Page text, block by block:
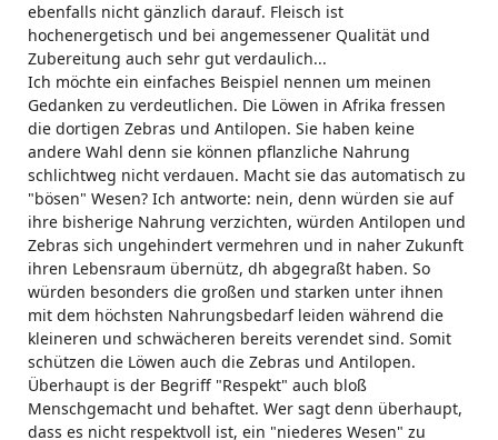
ebenfalls nicht gänzlich darauf. Fleisch ist
hochenergetisch und bei angemessener Qualität und
Zubereitung auch sehr gut verdaulich...
Ich möchte ein einfaches Beispiel nennen um meinen
Gedanken zu verdeutlichen. Die Löwen in Afrika fressen
die dortigen Zebras und Antilopen. Sie haben keine
andere Wahl denn sie können pflanzliche Nahrung
schlichtweg nicht verdauen. Macht sie das automatisch zu
"bösen" Wesen? Ich antworte: nein, denn würden sie auf
ihre bisherige Nahrung verzichten, würden Antilopen und
Zebras sich ungehindert vermehren und in naher Zukunft
ihren Lebensraum übernütz, dh abgegraßt haben. So
würden besonders die großen und starken unter ihnen
mit dem höchsten Nahrungsbedarf leiden während die
kleineren und schwächeren bereits verendet sind. Somit
schützen die Löwen auch die Zebras und Antilopen.
Überhaupt is der Begriff "Respekt" auch bloß
Menschgemacht und behaftet. Wer sagt denn überhaupt,
dass es nicht respektvoll ist, ein "niederes Wesen" zu